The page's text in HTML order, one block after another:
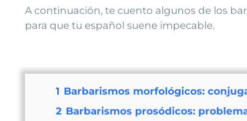
A continuación, te cuento algunos de los
para que tu español suene impecable.
1 Barbarismos morfológicos:
2 Barbarismos prosódicos: